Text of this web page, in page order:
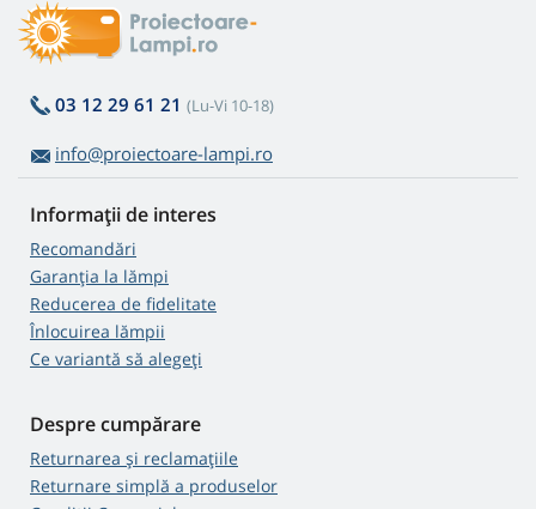
03 12 29 61 21 (Lu-Vi 10-18)
info@proiectoare-lampi.ro
Informații de interes
Recomandări
Garanția la lămpi
Reducerea de fidelitate
Înlocuirea lămpii
Ce variantă să alegeţi
Despre cumpărare
Returnarea și reclamațiile
Returnare simplă a produselor